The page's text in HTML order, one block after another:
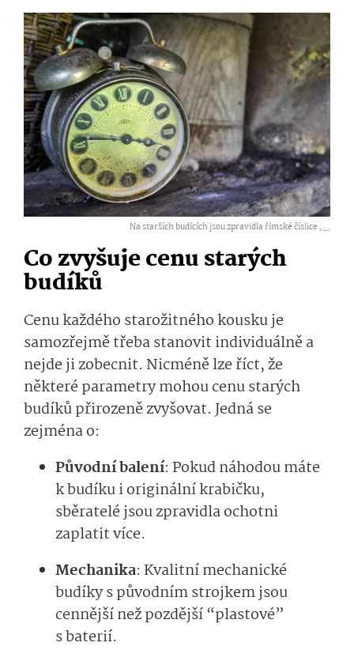
Na starších budících jsou zpravidla římské číslice ,...
Co zvyšuje cenu starých
budíků
Cenu každého starožitného kousku je
samozřejmě třeba stanovit individuálně a
nejde ji zobecnit. Nicméně lze říct, že
některé parametry mohou cenu starých
budíků přirozeně zvyšovat. Jedná se
zejména o:
Původní balení: Pokud náhodou máte
k budíku i originální krabičku,
sběratelé jsou zpravidla ochotni
zaplatit více.
Mechanika: Kvalitní mechanické
budíky s původním strojkem jsou
cennější než pozdější “plastové”
s baterií.